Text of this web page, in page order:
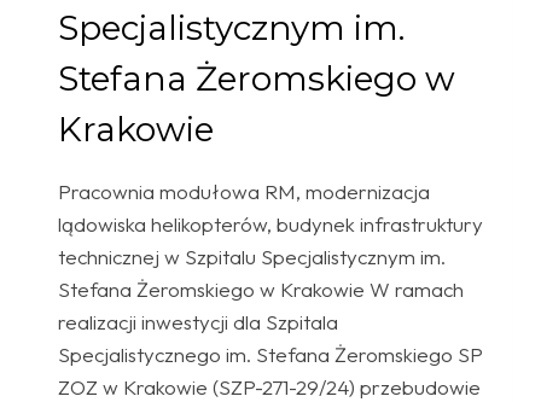
Specjalistycznym im.
Stefana Żeromskiego w
Krakowie
Pracownia modułowa RM, modernizacja
lądowiska helikopterów, budynek infrastruktury
technicznej w Szpitalu Specjalistycznym im.
Stefana Żeromskiego w Krakowie W ramach
realizacji inwestycji dla Szpitala
Specjalistycznego im. Stefana Żeromskiego SP
ZOZ w Krakowie (SZP-271-29/24) przebudowie